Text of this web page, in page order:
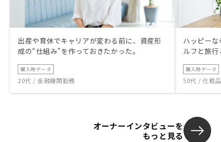
出産や育休でキャリアが変わる前に、資産形
成の“仕組み”を作っておきたかった。
購入時データ
20代 / 金融機関勤務
ハッピー
ルフと旅
購入時データ
50代 / 化粧
オーナーインタビューを
もっと見る